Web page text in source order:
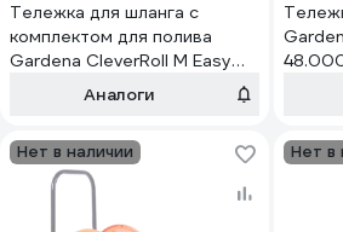
Тележка для шланга с
комплектом для полива
Gardena CleverRoll M Easy
18517-28.000.00
Аналоги
Нет в наличии Нет в